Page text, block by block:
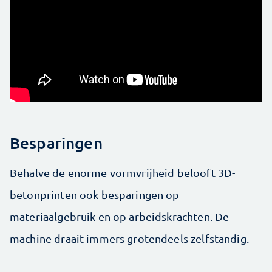
Besparingen
Behalve de enorme vormvrijheid belooft 3D-
betonprinten ook besparingen op
materiaalgebruik en op arbeidskrachten. De
machine draait immers grotendeels zelfstandig.